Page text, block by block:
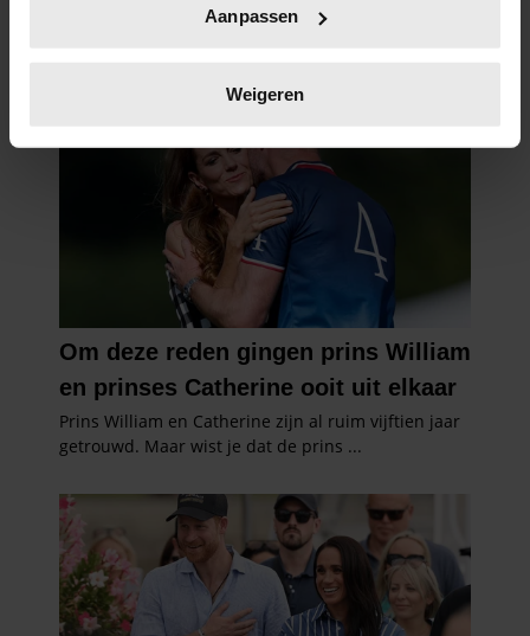
scannen op specifieke eigenschappen (fingerprinting)
verwerkt en stel uw voorkeuren in het
intrekken in de Cookieverklaring.
We gebruiken cookies om content en advertenties te
personaliseren, om functies voor social media te bieden
en om ons websiteverkeer te analyseren. Ook delen we
informatie over uw gebruik van onze site met onze
partners voor social media, adverteren en analyse. Deze
partners kunnen deze gegevens combineren met andere
verzameld op basis van uw gebruik van hun services. U
gaat akkoord met onze cookies als u onze website blijft
gebruiken.
Aanpassen
Weigeren